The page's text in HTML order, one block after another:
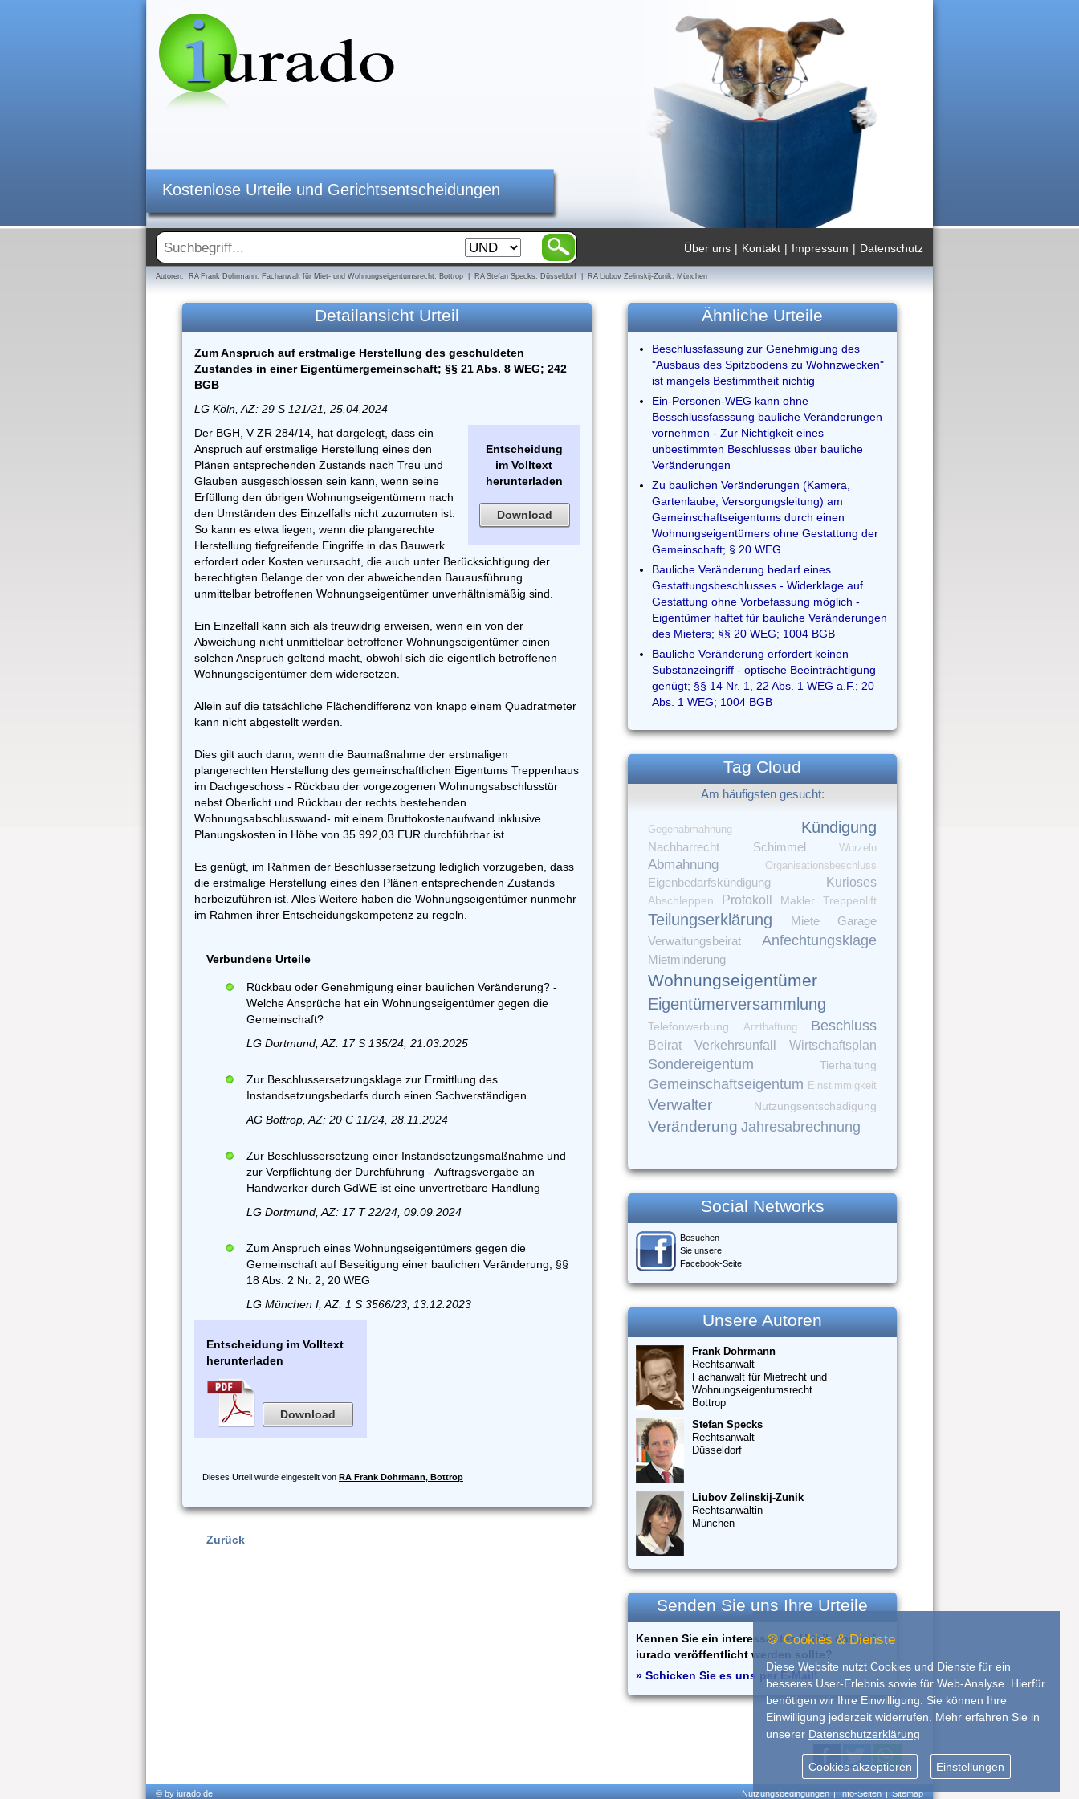
Kostenlose Urteile und Gerichtsentscheidungen
Datenschutz
|
Impressum
|
Kontakt
|
Über uns
Autoren: RA Frank Dohrmann, Fachanwalt für Miet- und Wohnungseigentumsrecht, Bottrop | RA Stefan Specks, Düsseldorf | RA Liubov Zelinskij-Zunik, München
Detailansicht Urteil
Zum Anspruch auf erstmalige Herstellung des geschuldeten
Zustandes in einer Eigentümergemeinschaft; §§ 21 Abs. 8 WEG; 242
BGB
LG Köln, AZ: 29 S 121/21, 25.04.2024
Entscheidung
im Volltext
herunterladen
Download
Der BGH, V ZR 284/14, hat dargelegt, dass ein
Anspruch auf erstmalige Herstellung eines den
Plänen entsprechenden Zustands nach Treu und
Glauben ausgeschlossen sein kann, wenn seine
Erfüllung den übrigen Wohnungseigentümern nach
den Umständen des Einzelfalls nicht zuzumuten ist.
So kann es etwa liegen, wenn die plangerechte
Herstellung tiefgreifende Eingriffe in das Bauwerk
erfordert oder Kosten verursacht, die auch unter Berücksichtigung der
berechtigten Belange der von der abweichenden Bauausführung
unmittelbar betroffenen Wohnungseigentümer unverhältnismäßig sind.
Ein Einzelfall kann sich als treuwidrig erweisen, wenn ein von der
Abweichung nicht unmittelbar betroffener Wohnungseigentümer einen
solchen Anspruch geltend macht, obwohl sich die eigentlich betroffenen
Wohnungseigentümer dem widersetzen.
Allein auf die tatsächliche Flächendifferenz von knapp einem Quadratmeter
kann nicht abgestellt werden.
Dies gilt auch dann, wenn die Baumaßnahme der erstmaligen
plangerechten Herstellung des gemeinschaftlichen Eigentums Treppenhaus
im Dachgeschoss - Rückbau der vorgezogenen Wohnungsabschlusstür
nebst Oberlicht und Rückbau der rechts bestehenden
Wohnungsabschlusswand- mit einem Bruttokostenaufwand inklusive
Planungskosten in Höhe von 35.992,03 EUR durchführbar ist.
Es genügt, im Rahmen der Beschlussersetzung lediglich vorzugeben, dass
die erstmalige Herstellung eines den Plänen entsprechenden Zustands
herbeizuführen ist. Alles Weitere haben die Wohnungseigentümer nunmehr
im Rahmen ihrer Entscheidungskompetenz zu regeln.
Verbundene Urteile
Rückbau oder Genehmigung einer baulichen Veränderung? -
Welche Ansprüche hat ein Wohnungseigentümer gegen die
Gemeinschaft?
LG Dortmund, AZ: 17 S 135/24, 21.03.2025
Zur Beschlussersetzungsklage zur Ermittlung des
Instandsetzungsbedarfs durch einen Sachverständigen
AG Bottrop, AZ: 20 C 11/24, 28.11.2024
Zur Beschlussersetzung einer Instandsetzungsmaßnahme und
zur Verpflichtung der Durchführung - Auftragsvergabe an
Handwerker durch GdWE ist eine unvertretbare Handlung
LG Dortmund, AZ: 17 T 22/24, 09.09.2024
Zum Anspruch eines Wohnungseigentümers gegen die
Gemeinschaft auf Beseitigung einer baulichen Veränderung; §§
18 Abs. 2 Nr. 2, 20 WEG
LG München I, AZ: 1 S 3566/23, 13.12.2023
Entscheidung im Volltext
herunterladen
Download
Dieses Urteil wurde eingestellt von RA Frank Dohrmann, Bottrop
Zurück
Ähnliche Urteile
Beschlussfassung zur Genehmigung des
"Ausbaus des Spitzbodens zu Wohnzwecken"
ist mangels Bestimmtheit nichtig
Ein-Personen-WEG kann ohne
Besschlussfasssung bauliche Veränderungen
vornehmen - Zur Nichtigkeit eines
unbestimmten Beschlusses über bauliche
Veränderungen
Zu baulichen Veränderungen (Kamera,
Gartenlaube, Versorgungsleitung) am
Gemeinschaftseigentums durch einen
Wohnungseigentümers ohne Gestattung der
Gemeinschaft; § 20 WEG
Bauliche Veränderung bedarf eines
Gestattungsbeschlusses - Widerklage auf
Gestattung ohne Vorbefassung möglich -
Eigentümer haftet für bauliche Veränderungen
des Mieters; §§ 20 WEG; 1004 BGB
Bauliche Veränderung erfordert keinen
Substanzeingriff - optische Beeinträchtigung
genügt; §§ 14 Nr. 1, 22 Abs. 1 WEG a.F.; 20
Abs. 1 WEG; 1004 BGB
Tag Cloud
Am häufigsten gesucht:
Gegenabmahnung Kündigung
Nachbarrecht Schimmel Wurzeln
Abmahnung Organisationsbeschluss
Eigenbedarfskündigung Kurioses
Abschleppen Protokoll Makler Treppenlift
Teilungserklärung Miete
Garage
Verwaltungsbeirat
Anfechtungsklage
Mietminderung
Wohnungseigentümer
Eigentümerversammlung
Telefonwerbung Arzthaftung Beschluss
Beirat Verkehrsunfall Wirtschaftsplan
Sondereigentum Tierhaltung
Gemeinschaftseigentum Einstimmigkeit
Verwalter Nutzungsentschädigung
Veränderung Jahresabrechnung
Social Networks
Besuchen
Sie unsere
Facebook-Seite
Unsere Autoren
Frank Dohrmann
Rechtsanwalt
Fachanwalt für Mietrecht und
Wohnungseigentumsrecht
Bottrop
Stefan Specks
Rechtsanwalt
Düsseldorf
Liubov Zelinskij-Zunik
Rechtsanwältin
München
Senden Sie uns Ihre Urteile
Kennen Sie ein interessantes Urteil, das auf
iurado veröffentlicht werden sollte?
» Schicken Sie es uns per E-Mail!
© by iurado.de Sitemap
|
Info-Seiten
|
Nutzungsbedingungen
🍪 Cookies & Dienste
Diese Website nutzt Cookies und Dienste für ein
besseres User-Erlebnis sowie für Web-Analyse. Hierfür
benötigen wir Ihre Einwilligung. Sie können Ihre
Einwilligung jederzeit widerrufen. Mehr erfahren Sie in
unserer Datenschutzerklärung
Cookies akzeptieren Einstellungen